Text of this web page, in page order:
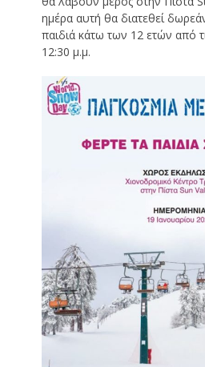
ημέρα αυτή θα διατεθεί
παιδιά κάτω των 12 ετών από
12:30 μ.μ.